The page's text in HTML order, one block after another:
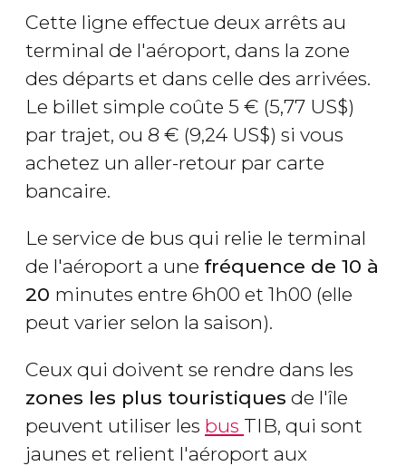
Cette ligne effectue deux arrêts au
terminal de l'aéroport, dans la zone
des départs et dans celle des arrivées.
Le billet simple coûte 5 € (5,77 US$)
par trajet, ou 8 € (9,24 US$) si vous
achetez un aller-retour par carte
bancaire.
Le service de bus qui relie le terminal
de l'aéroport a une fréquence de 10 à
20 minutes entre 6h00 et 1h00 (elle
peut varier selon la saison).
Ceux qui doivent se rendre dans les
zones les plus touristiques de l'île
peuvent utiliser les bus TIB, qui sont
jaunes et relient l'aéroport aux